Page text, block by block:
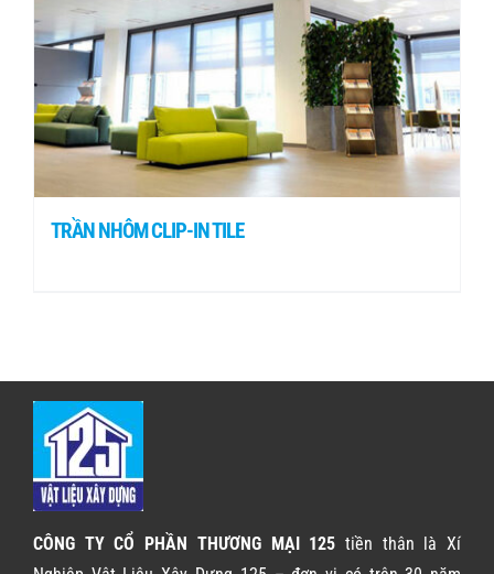
TRẦN NHÔM CLIP-IN TILE
CÔNG TY CỔ PHẦN THƯƠNG MẠI 125 tiền thân là Xí